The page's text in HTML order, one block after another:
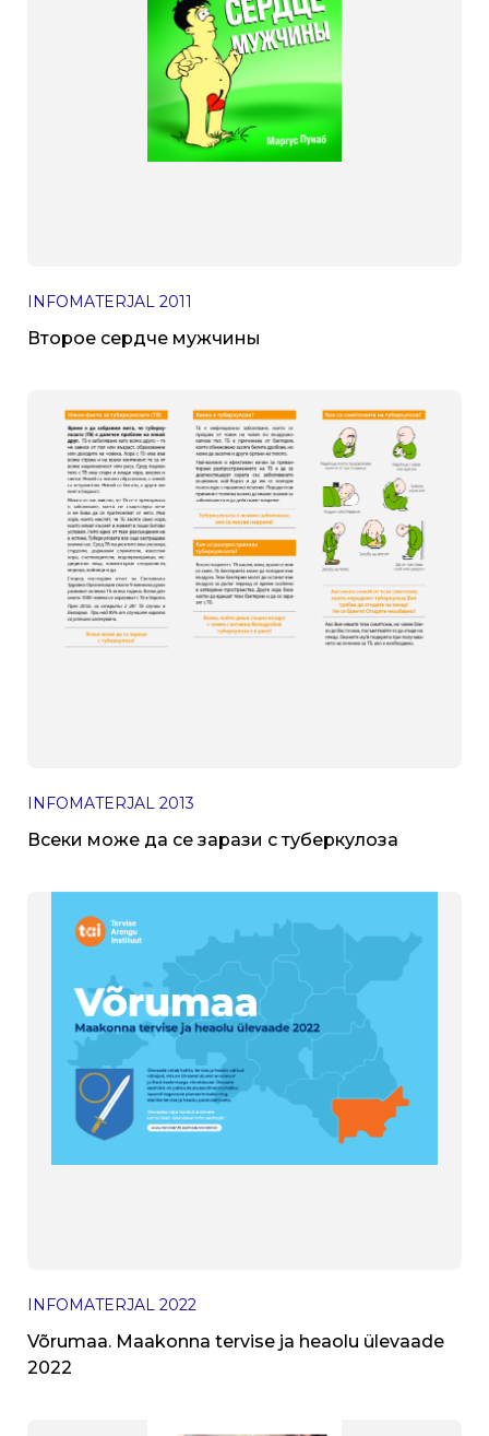
INFOMATERJAL 2011
Второе сердче мужчины
INFOMATERJAL 2013
Всеки може да се зарази с туберкулоза
INFOMATERJAL 2022
Võrumaa. Maakonna tervise ja heaolu ülevaade
2022